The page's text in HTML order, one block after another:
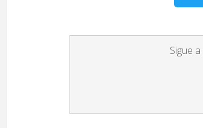
Sigue a